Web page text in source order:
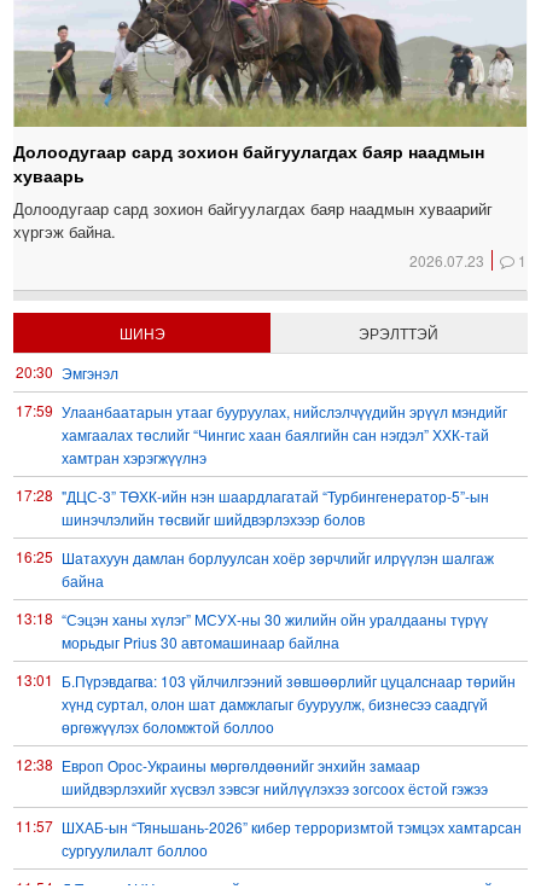
Долоодугаар сард зохион байгуулагдах баяр наадмын
хуваарь
Долоодугаар сард зохион байгуулагдах баяр наадмын хуваарийг
хүргэж байна.
2026.07.23 1
ШИНЭ
ЭРЭЛТТЭЙ
20:30 Эмгэнэл
17:59 Улаанбаатарын утааг бууруулах, нийслэлчүүдийн эрүүл мэндийг
хамгаалах төслийг “Чингис хаан баялгийн сан нэгдэл” ХХК-тай
хамтран хэрэгжүүлнэ
17:28 "ДЦС-3” ТӨХК-ийн нэн шаардлагатай “Турбингенератор-5”-ын
шинэчлэлийн төсвийг шийдвэрлэхээр болов
16:25 Шатахуун дамлан борлуулсан хоёр зөрчлийг илрүүлэн шалгаж
байна
13:18 “Сэцэн ханы хүлэг” МСУХ-ны 30 жилийн ойн уралдааны түрүү
морьдыг Prius 30 автомашинаар байлна
13:01 Б.Пүрэвдагва: 103 үйлчилгээний зөвшөөрлийг цуцалснаар төрийн
хүнд суртал, олон шат дамжлагыг бууруулж, бизнесээ саадгүй
өргөжүүлэх боломжтой боллоо
12:38 Европ Орос-Украины мөргөлдөөнийг энхийн замаар
шийдвэрлэхийг хүсвэл зэвсэг нийлүүлэхээ зогсоох ёстой гэжээ
11:57 ШХАБ-ын “Тяньшань-2026” кибер терроризмтой тэмцэх хамтарсан
сургуулилалт боллоо
11:54
Д.Трамп: АНУ сум, зэвсгийн нөөцөө нэмэгдүүлэх шаардлагатай